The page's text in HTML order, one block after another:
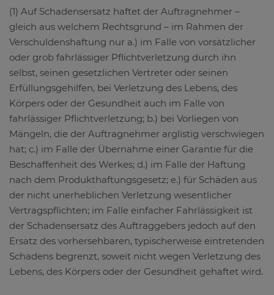
(1) Auf Schadensersatz haftet der Auftragnehmer –
gleich aus welchem Rechtsgrund – im Rahmen der
Verschuldenshaftung nur a.) im Falle von vorsätzlicher
oder grob fahrlässiger Pflichtverletzung durch ihn
selbst, seinen gesetzlichen Vertreter oder seinen
Erfüllungsgehilfen, bei Verletzung des Lebens, des
Körpers oder der Gesundheit auch im Falle von
fahrlässiger Pflichtverletzung; b.) bei Vorliegen von
Mängeln, die der Auftragnehmer arglistig verschwiegen
hat; c.) im Falle der Übernahme einer Garantie für die
Beschaffenheit des Werkes; d.) im Falle der Haftung
nach dem Produkthaftungsgesetz; e.) für Schäden aus
der nicht unerheblichen Verletzung wesentlicher
Vertragspflichten; im Falle einfacher Fahrlässigkeit ist
der Schadensersatz des Auftraggebers jedoch auf den
Ersatz des vorhersehbaren, typischerweise eintretenden
Schadens begrenzt, soweit nicht wegen Verletzung des
Lebens, des Körpers oder der Gesundheit gehaftet wird.